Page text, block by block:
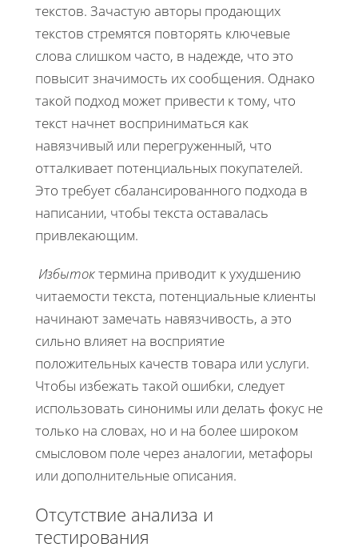
текстов. Зачастую авторы продающих
текстов стремятся повторять ключевые
слова слишком часто, в надежде, что это
повысит значимость их сообщения. Однако
такой подход может привести к тому, что
текст начнет восприниматься как
навязчивый или перегруженный, что
отталкивает потенциальных покупателей.
Это требует сбалансированного подхода в
написании, чтобы текста оставалась
привлекающим.
Избытоктермина приводит к ухудшению
читаемости текста, потенциальные клиенты
начинают замечать навязчивость, а это
сильно влияет на восприятие
положительных качеств товара или услуги.
Чтобы избежать такой ошибки, следует
использовать синонимы или делать фокус не
только на словах, но и на более широком
смысловом поле через аналогии, метафоры
или дополнительные описания.
Отсутствие анализа и
тестирования